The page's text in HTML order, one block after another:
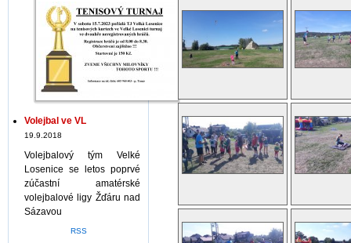
Volejbal ve VL
19.9.2018
Volejbalový tým Velké
Losenice se letos poprvé
zúčastní amatérské
volejbalové ligy Žďáru nad
Sázavou
RSS